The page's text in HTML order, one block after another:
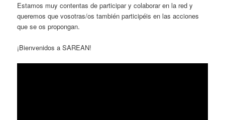
Estamos muy contentas de participar y colaborar en la red y
queremos que vosotras/os también participéis en las acciones
que se os propongan.
¡Bienvenidos a SAREAN!